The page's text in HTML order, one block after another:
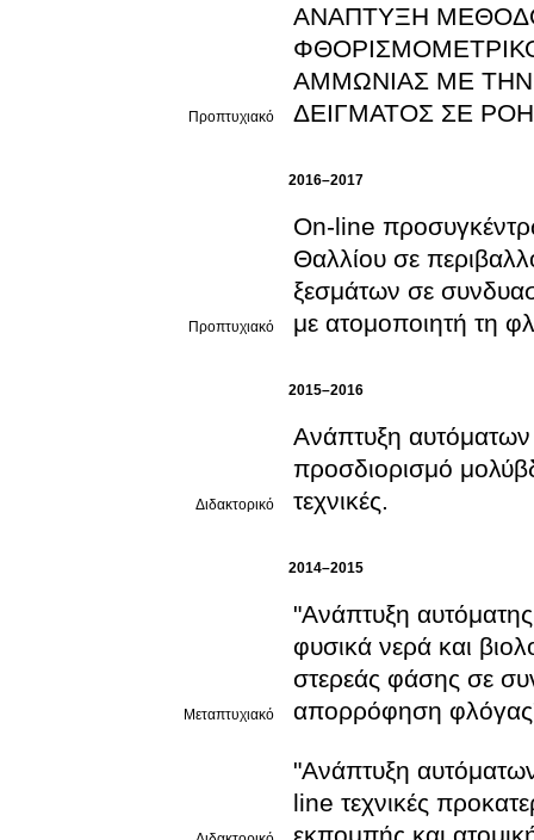
Προπτυχιακό
ΑΝΑΠΤΥΞΗ
ΑΜΜΩΝΙΑΣ ΜΕ ΤΗΝ
ΔΕΙΓΜΑΤΟΣ ΣΕ
2016–2017
Προπτυχιακό
On-line
Θαλλίου σε περιβαλλοντικά
ξεσμάτων σε
με ατομοποιητή τη
2015–2016
Διδακτορικό
Ανάπτυξη αυτόματων
προσδιορισμό
τεχνικές.
2014–2015
Μεταπτυχιακό
"Ανάπτυξη
φυσικά νερά και
στερεάς φάσης σε
απορρόφηση
"Ανάπτυξη
line τεχνικές